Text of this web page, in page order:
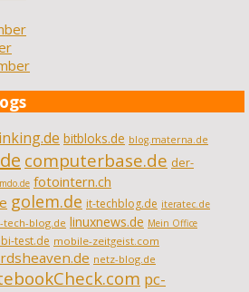
bitbloks.de blog.materna.de
computerbase.de der-
fotointern.ch
golem.de it-techblog.de iteratec.de
tech-blog.de linuxnews.de Mein Office
test.de mobile-zeitgeist.com
netz-blog.de
pc-